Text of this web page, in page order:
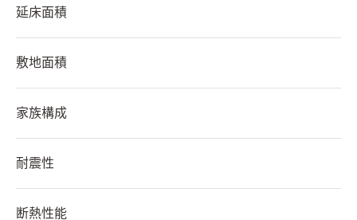
延床面積
敷地面積
家族構成
耐震性
断熱性能